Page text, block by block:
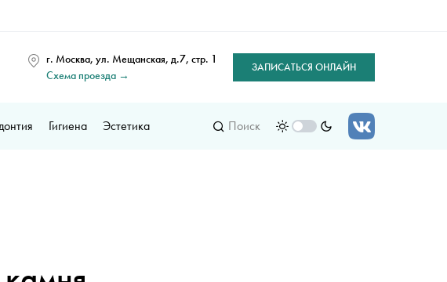
г. Москва, ул. Мещанская, д.7, стр. 1
Схема проезда →
ЗАПИСАТЬСЯ ОНЛАЙН
Гигиена Эстетика Поиск